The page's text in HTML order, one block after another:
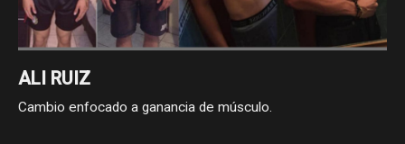
ALI RUIZ
Cambio enfocado a ganancia de músculo.